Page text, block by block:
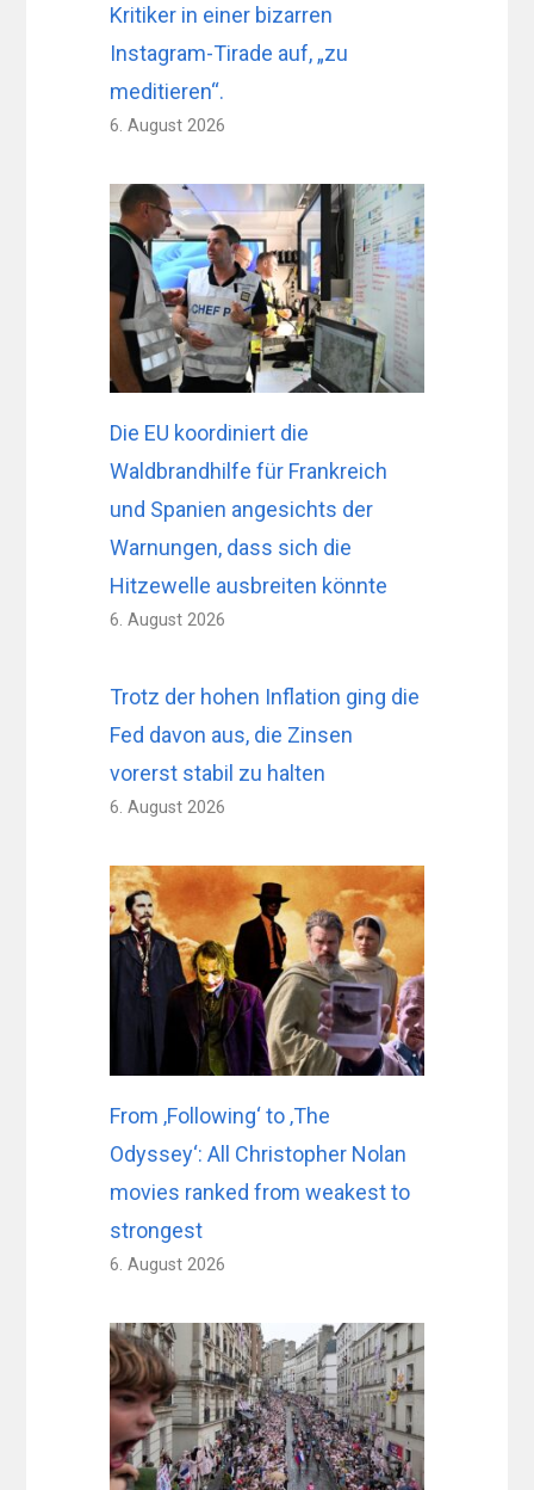
Kritiker in einer bizarren
Instagram-Tirade auf, „zu
meditieren“.
6. August 2026
Die EU koordiniert die
Waldbrandhilfe für Frankreich
und Spanien angesichts der
Warnungen, dass sich die
Hitzewelle ausbreiten könnte
6. August 2026
Trotz der hohen Inflation ging die
Fed davon aus, die Zinsen
vorerst stabil zu halten
6. August 2026
From ‚Following‘ to ‚The
Odyssey‘: All Christopher Nolan
movies ranked from weakest to
strongest
6. August 2026